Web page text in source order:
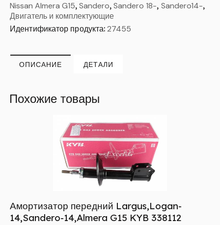
Nissan Almera G15,Sandero,Sandero 18-, Sandero14-,
Двигатель и комплектующие
Идентификатор продукта:27455
ОПИСАНИЕ ДЕТАЛИ
Похожие товары
Амортизатор передний Largus,Logan-
14,Sandero-14,Almera G15 KYB 338112